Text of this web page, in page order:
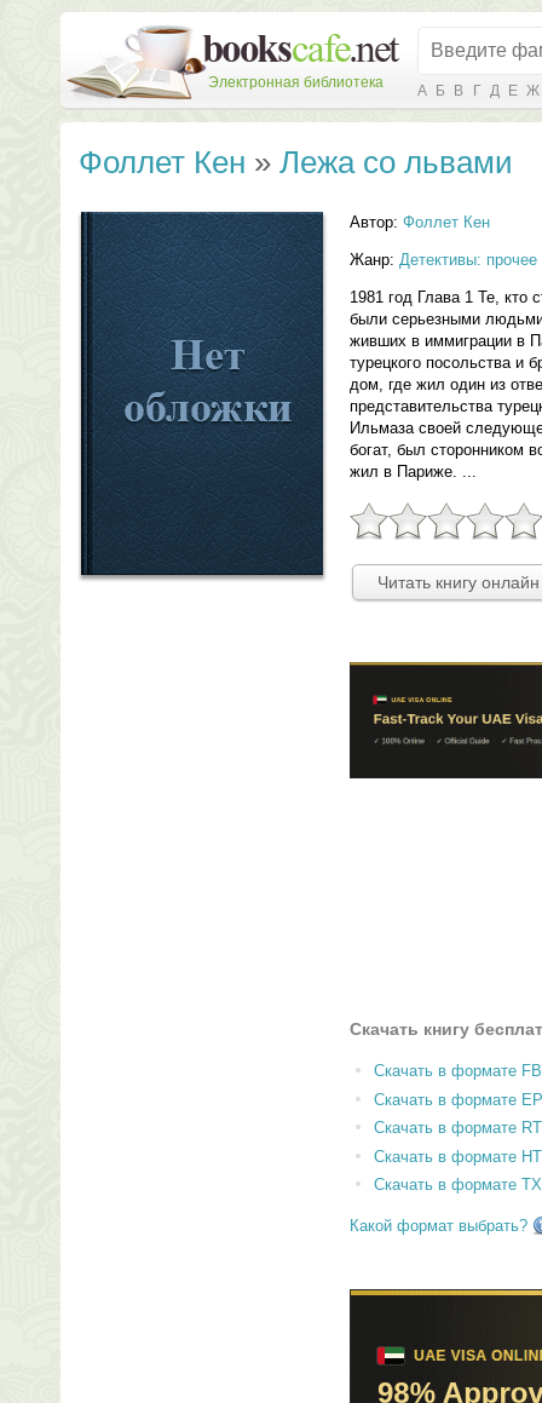
Электронная библиотека А Б В Г Д Е Ж
Фоллет Кен » Лежа со львами
Автор: Фоллет Кен
Жанр: Детективы: прочее
1981 год Глава 1 Те, кто
были серьезными
живших в иммиграции в
турецкого посольства и
дом, где жил один из
представительства
Ильмаза своей
богат, был сторонником
жил в Париже. ...
Читать книгу
Скачать книгу
Скачать в формате
Скачать в формате
Скачать в формате
Скачать в формате
Скачать в формате
Какой формат выбрать?